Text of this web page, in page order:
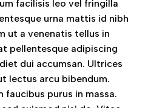
facilisis leo vel fringilla
urna mattis id nibh
ut a venenatis tellus in
pellentesque adipiscing
dui accumsan. Ultrices
lectus arcu bibendum.
purus in massa.